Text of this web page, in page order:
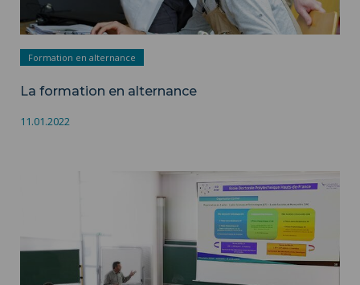
Formation en alternance
La formation en alternance
11.01.2022
Présentation de l'école doctorale ">